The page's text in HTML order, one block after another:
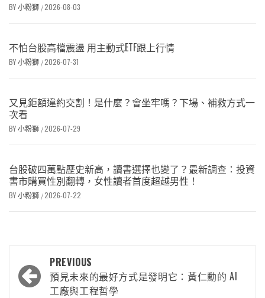
BY小粉獅 /2026-08-03
不怕台股高檔震盪 用主動式ETF跟上行情
BY小粉獅 /2026-07-31
又見鉅額違約交割！是什麼？會坐牢嗎？下場、補救方式一
次看
BY小粉獅 /2026-07-29
台股破四萬點歷史新高，讀書選擇也變了？最新調查：投資
書市購買性別翻轉，女性讀者首度超越男性！
BY小粉獅 /2026-07-22
PREVIOUS
預見未來的最好方式是發明它：黃仁勳的 AI
工廠與工程哲學